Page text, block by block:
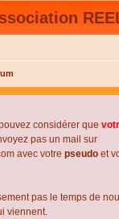
considérer que
pas un mail sur
avec votre pseudo et
pas le temps de
viennent.